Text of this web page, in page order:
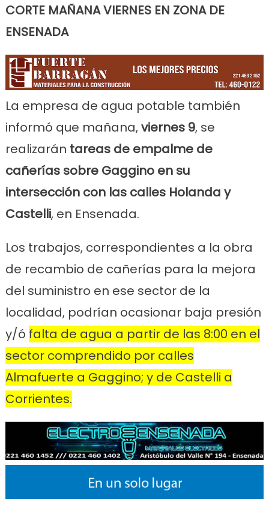
CORTE MAÑANA VIERNES EN ZONA DE
ENSENADA
La empresa de agua potable también
informó que mañana,viernes 9, se
realizarán tareas de empalme de
cañerías sobre Gaggino en su
intersección con las calles Holanda y
Castelli, en Ensenada.
Los trabajos, correspondientes a la obra
de recambio de cañerías para la mejora
del suministro en ese sector de la
localidad, podrían ocasionar baja presión
y/ó falta de agua a partir de las 8:00 en el
sector comprendido por calles
Almafuerte a Gaggino; y de Castelli a
Corrientes.